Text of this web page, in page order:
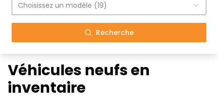
Choisissez un modèle (19)
Recherche
Véhicules neufs en
inventaire